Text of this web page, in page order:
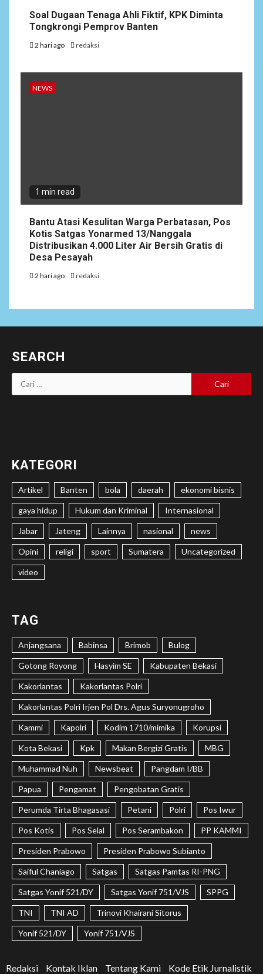
Soal Dugaan Tenaga Ahli Fiktif, KPK Diminta
Tongkrongi Pemprov Banten
2 hari ago redaksi
NEWS
1 min read
Bantu Atasi Kesulitan Warga Perbatasan, Pos
Kotis Satgas Yonarmed 13/Nanggala
Distribusikan 4.000 Liter Air Bersih Gratis di
Desa Pesayah
2 hari ago redaksi
SEARCH
Cari
untuk:
KATEGORI
Artikel Banten bola daerah ekonomi bisnis
gaya hidup Hukum dan Kriminal Internasional
Jabar Jateng Lainnya nasional news
Opini religi sport Sumatera Uncategorized
video
TAG
Anjangsana Babinsa Brimob Bulog
Gotong Royong Hasyim SE Kabupaten Bekasi
Kakorlantas Kakorlantas Polri
Kakorlantas Polri Irjen Pol Drs. Agus Suryonugroho
Kammi Kapolri Kodim 1710/mimika Korupsi
Kota Bekasi Kpk Makan Bergizi Gratis MBG
Muhammad Nuh Newsbeat Pangdam I/BB
Papua Pengamat Pengobatan Gratis
Perumda Tirta Bhagasasi Petani Polri Pos Iwur
Pos Kotis Pos Selal Pos Serambakon PP KAMMI
Presiden Prabowo Presiden Prabowo Subianto
Saiful Chaniago Satgas Satgas Pamtas RI-PNG
Satgas Yonif 521/DY Satgas Yonif 751/VJS SPPG
TNI TNI AD Trinovi Khairani Sitorus
Yonif 521/DY Yonif 751/VJS
Redaksi Kontak Iklan Tentang Kami Kode Etik Jurnalistik